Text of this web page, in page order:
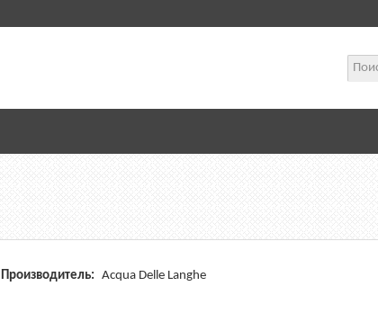
Производитель: Acqua Delle Langhe